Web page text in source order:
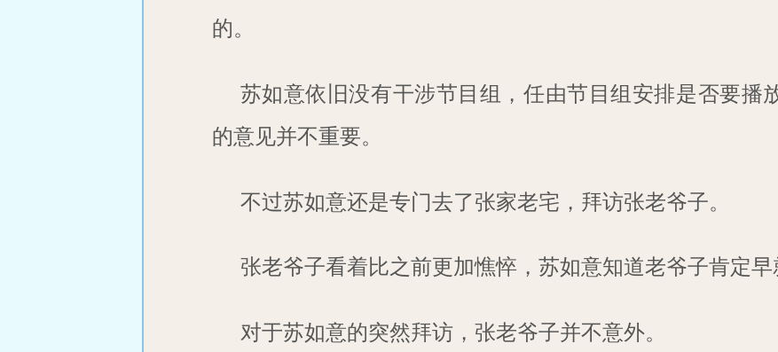
的。
苏如意依旧没有干涉节目组，任由节目组安排是否要播
的意见并不重要。
不过苏如意还是专门去了张家老宅，拜访张老爷子。
张老爷子看着比之前更加憔悴，苏如意知道老爷子肯定早
对于苏如意的突然拜访，张老爷子并不意外。